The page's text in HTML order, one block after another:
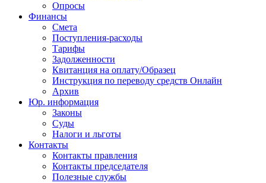
Опросы
Финансы
Смета
Поступления-расходы
Тарифы
Задолженности
Квитанция на оплату/Образец
Инструкция по переводу средств Онлайн
Архив
Юр. информация
Законы
Суды
Налоги и льготы
Контакты
Контакты правления
Контакты председателя
Полезные службы